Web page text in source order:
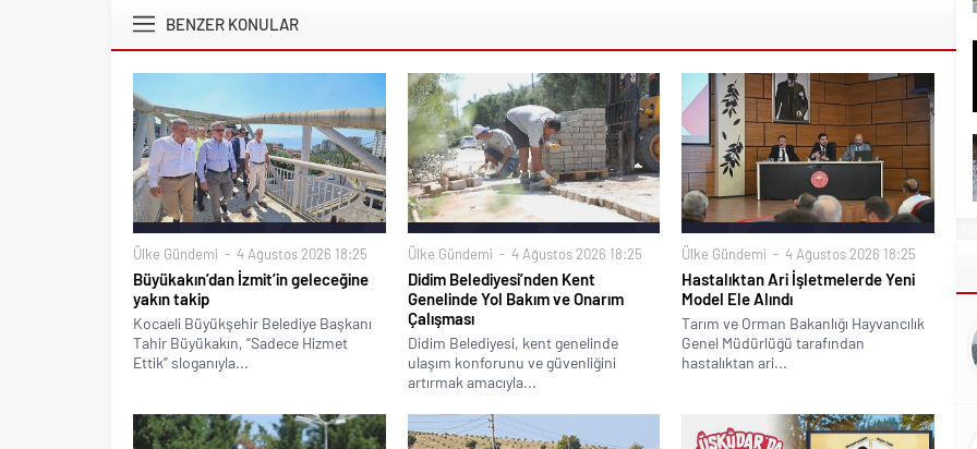
BENZER KONULAR
Ülke Gündemi 4 Ağustos 2026 18:25
Büyükakın’dan İzmit’in geleceğine
yakın takip
Kocaeli Büyükşehir Belediye Başkanı
Tahir Büyükakın, “Sadece Hizmet
Ettik” sloganıyla...
Ülke Gündemi 4 Ağustos 2026 18:25
Didim Belediyesi’nden Kent
Genelinde Yol Bakım ve Onarım
Çalışması
Didim Belediyesi, kent genelinde
ulaşım konforunu ve güvenliğini
artırmak amacıyla...
Ülke Gündemi 4 Ağustos 2026 18:25
Hastalıktan Ari İşletmelerde Yeni
Model Ele Alındı
Tarım ve Orman Bakanlığı Hayvancılık
Genel Müdürlüğü tarafından
hastalıktan ari...